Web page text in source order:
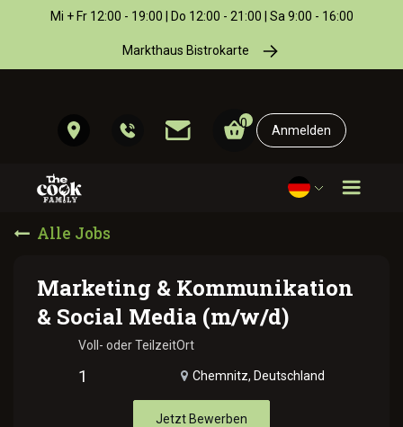
Mi + Fr 12:00 - 19:00 | Do 12:00 - 21:00 | Sa 9:00 - 16:00
Markthaus Bistrokarte
0 Anmelden
Alle Jobs
Marketing & Kommunikation
& Social Media (m/w/d)
Voll- oder Teilzeit
1
Ort
Chemnitz, Deutschland
Jetzt Bewerben